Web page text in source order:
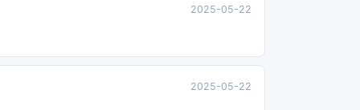
2025-05-22
2025-05-22